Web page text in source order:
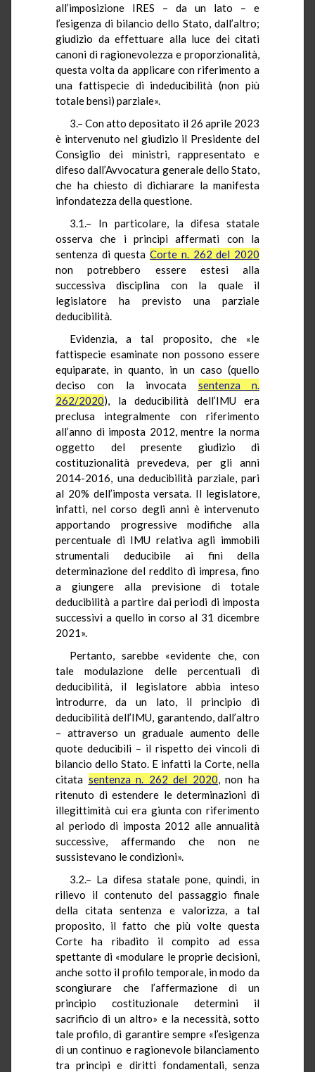
all’imposizione IRES – da un lato – e
l’esigenza di bilancio dello Stato, dall’altro;
giudizio da effettuare alla luce dei citati
canoni di ragionevolezza e proporzionalità,
questa volta da applicare con riferimento a
una fattispecie di indeducibilità (non più
totale bensì) parziale».
3.– Con atto depositato il 26 aprile 2023
è intervenuto nel giudizio il Presidente del
Consiglio dei ministri, rappresentato e
difeso dall’Avvocatura generale dello Stato,
che ha chiesto di dichiarare la manifesta
infondatezza della questione.
3.1.– In particolare, la difesa statale
osserva che i principi affermati con la
sentenza di questaCorte n. 262 del 2020
non potrebbero essere estesi alla
successiva disciplina con la quale il
legislatore ha previsto una parziale
deducibilità.
Evidenzia, a tal proposito, che «le
fattispecie esaminate non possono essere
equiparate, in quanto, in un caso (quello
deciso con la invocata sentenza n.
262/2020), la deducibilità dell’IMU era
preclusa integralmente con riferimento
all’anno di imposta 2012, mentre la norma
oggetto del presente giudizio di
costituzionalità prevedeva, per gli anni
2014-2016, una deducibilità parziale, pari
al 20% dell’imposta versata. Il legislatore,
infatti, nel corso degli anni è intervenuto
apportando progressive modifiche alla
percentuale di IMU relativa agli immobili
strumentali deducibile ai fini della
determinazione del reddito di impresa, fino
a giungere alla previsione di totale
deducibilità a partire dai periodi di imposta
successivi a quello in corso al 31 dicembre
2021».
Pertanto, sarebbe «evidente che, con
tale modulazione delle percentuali di
deducibilità, il legislatore abbia inteso
introdurre, da un lato, il principio di
deducibilità dell’IMU, garantendo, dall’altro
– attraverso un graduale aumento delle
quote deducibili – il rispetto dei vincoli di
bilancio dello Stato. E infatti la Corte, nella
citata sentenza n. 262 del 2020, non ha
ritenuto di estendere le determinazioni di
illegittimità cui era giunta con riferimento
al periodo di imposta 2012 alle annualità
successive, affermando che non ne
sussistevano le condizioni».
3.2.– La difesa statale pone, quindi, in
rilievo il contenuto del passaggio finale
della citata sentenza e valorizza, a tal
proposito, il fatto che più volte questa
Corte ha ribadito il compito ad essa
spettante di «modulare le proprie decisioni,
anche sotto il profilo temporale, in modo da
scongiurare che l’affermazione di un
principio costituzionale determini il
sacrificio di un altro» e la necessità, sotto
tale profilo, di garantire sempre «l’esigenza
di un continuo e ragionevole bilanciamento
tra principi e diritti fondamentali, senza